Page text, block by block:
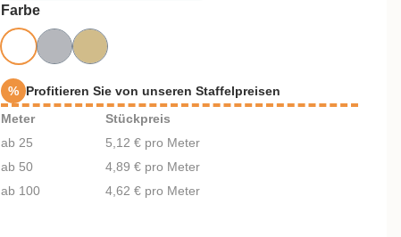
Farbeauswählen
% Profitieren Sie von unseren Staffelpreisen
Meter
Stückpreis
ab 25
5,12 € pro Meter
ab 50
4,89 € pro Meter
ab 100
4,62 € pro Meter